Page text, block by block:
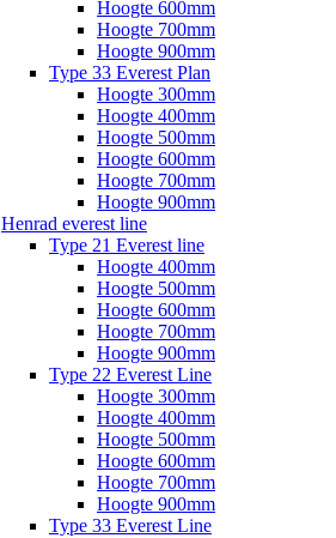
Hoogte 600mm
Hoogte 700mm
Hoogte 900mm
Type 33 Everest Plan
Hoogte 300mm
Hoogte 400mm
Hoogte 500mm
Hoogte 600mm
Hoogte 700mm
Hoogte 900mm
Henrad everest line
Type 21 Everest line
Hoogte 400mm
Hoogte 500mm
Hoogte 600mm
Hoogte 700mm
Hoogte 900mm
Type 22 Everest Line
Hoogte 300mm
Hoogte 400mm
Hoogte 500mm
Hoogte 600mm
Hoogte 700mm
Hoogte 900mm
Type 33 Everest Line